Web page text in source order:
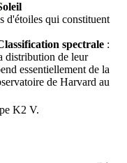
d'étoiles qui constituent
spectrale :
distribution de leur
essentiellement de la
de Harvard au
K2 V.